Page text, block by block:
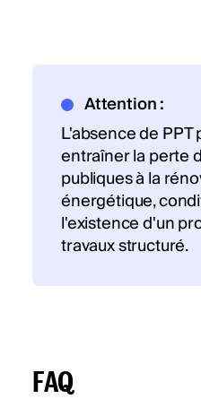
Attention :
L'absence de PPT
entraîner la perte
publiques à la
énergétique,
l'existence d'un
travaux structuré.
FAQ